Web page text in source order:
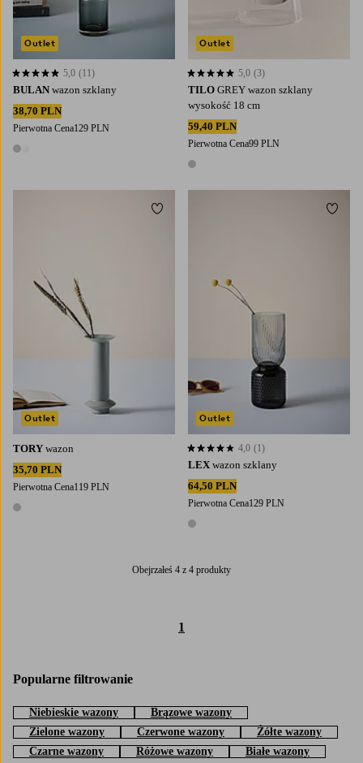
BULAN wazon szklany
38,70 PLN
Pierwotna Cena129 PLN
2 kolory
5,0 opierając się na 11 ocenach
5,0 (11)
Outlet
TILO GREY wazon szklany
wysokość 18 cm
59,40 PLN
Pierwotna Cena99 PLN
1 kolor
5,0 opierając się na 3 ocenach
5,0 (3)
Outlet
TORY wazon
35,70 PLN
Pierwotna Cena119 PLN
1 kolor
Outlet
Dodaj do ulubionych
LEX wazon szklany
64,50 PLN
Pierwotna Cena129 PLN
1 kolor
4,0 opierając się na 1 ocenach
4,0 (1)
Outlet
Obejrzałeś 4 z 4 produkty
1
Popularne filtrowanie
Niebieskie wazony
Brązowe wazony
Zielone wazony
Czerwone wazony
Żółte wazony
Czarne wazony
Różowe wazony
Białe wazony